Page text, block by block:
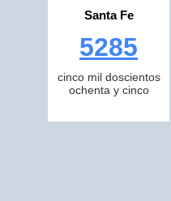
Santa Fe
5285
cinco mil doscientos
ochenta y cinco